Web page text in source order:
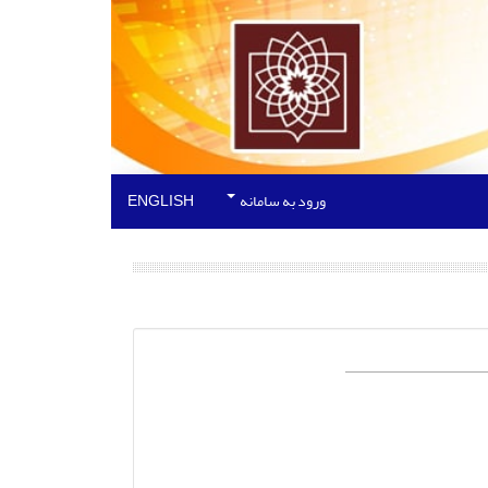
ورود به سامانه ENGLISH